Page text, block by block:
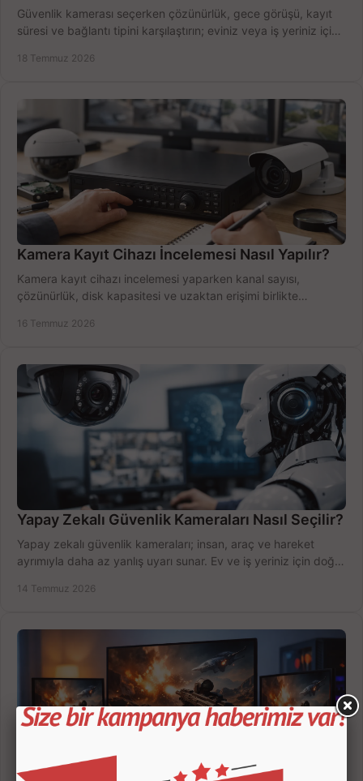
Güvenlik kamerası seçerken çözünürlük, gece görüşü, kayıt
süresi ve bağlantı tipini karşılaştırın; eviniz veya iş yeriniz için
18 Temmuz 2026
Kamera Kayıt Cihazı İncelemesi Nasıl Yapılır?
Kamera kayıt cihazı incelemesi yaparken kanal sayısı,
çözünürlük, disk kapasitesi ve uzaktan erişimi birlikte
16 Temmuz 2026
Yapay Zekalı Güvenlik Kameraları Nasıl Seçilir?
Yapay zekalı güvenlik kameraları; insan, araç ve hareket
ayrımıyla daha az yanlış uyarı sunar. Ev ve iş yeriniz için doğru
14 Temmuz 2026